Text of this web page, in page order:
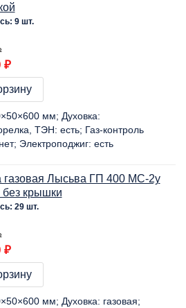
9 шт.
₽
мм
Духовка:
ТЭН: есть Газ-контроль
нет Электроподжиг: есть
газовая Лысьва ГП 400 МС-2у
без крышки
29 шт.
₽
мм Духовка: газовая